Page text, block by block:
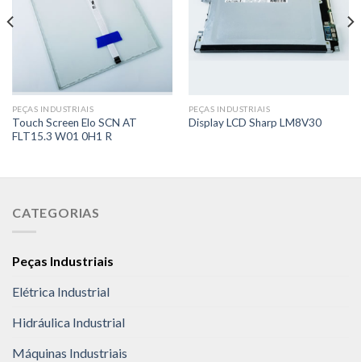
PEÇAS INDUSTRIAIS
Touch Screen Elo SCN AT
FLT15.3 W01 0H1 R
PEÇAS INDUSTRIAIS
Display LCD Sharp LM8V30
CATEGORIAS
Peças Industriais
Elétrica Industrial
Hidráulica Industrial
Máquinas Industriais